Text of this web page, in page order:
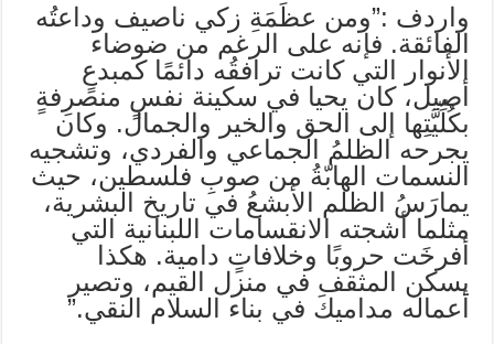
واردف :”ومن عظَمَةِ زكي ناصيف وداعتُه
الفائقة. فإنه على الرغم من ضوضاء
الأنوار التي كانت ترافقُه دائمًا كمبدعٍ
أصيل، كان يحيا في سكينة نفسٍ منصرِفةٍ
بكُلِّيَّتِها إلى الحق والخير والجمال. وكان
يجرحه الظلمُ الجماعي والفردي، وتشجيه
النسمات الهابّةُ من صوبِ فلسطين، حيث
يمارَسُ الظلم الأبشعُ في تاريخ البشرية،
مثلما أشجته الانقسامات اللبنانية التي
أفرخَت حروبًا وخلافاتٍ دامية. هكذا
يسكن المثقف في منزل القيم، وتصير
أعماله مداميكَ في بناء السلام النقي.”